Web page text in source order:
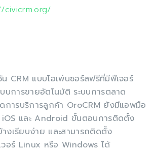
civicrm.org/
น CRM แบบโอเพ่นซอร์สฟรีที่มีฟีเจอร์
บการขายอัตโนมัติ ระบบการตลาด
การบริการลูกค้า OroCRM ยังมีแอพมือ
และ Android ขั้นตอนการติดตั้ง
งเรียบง่าย และสามารถติดตั้ง
วอร์ Linux หรือ Windows ได้